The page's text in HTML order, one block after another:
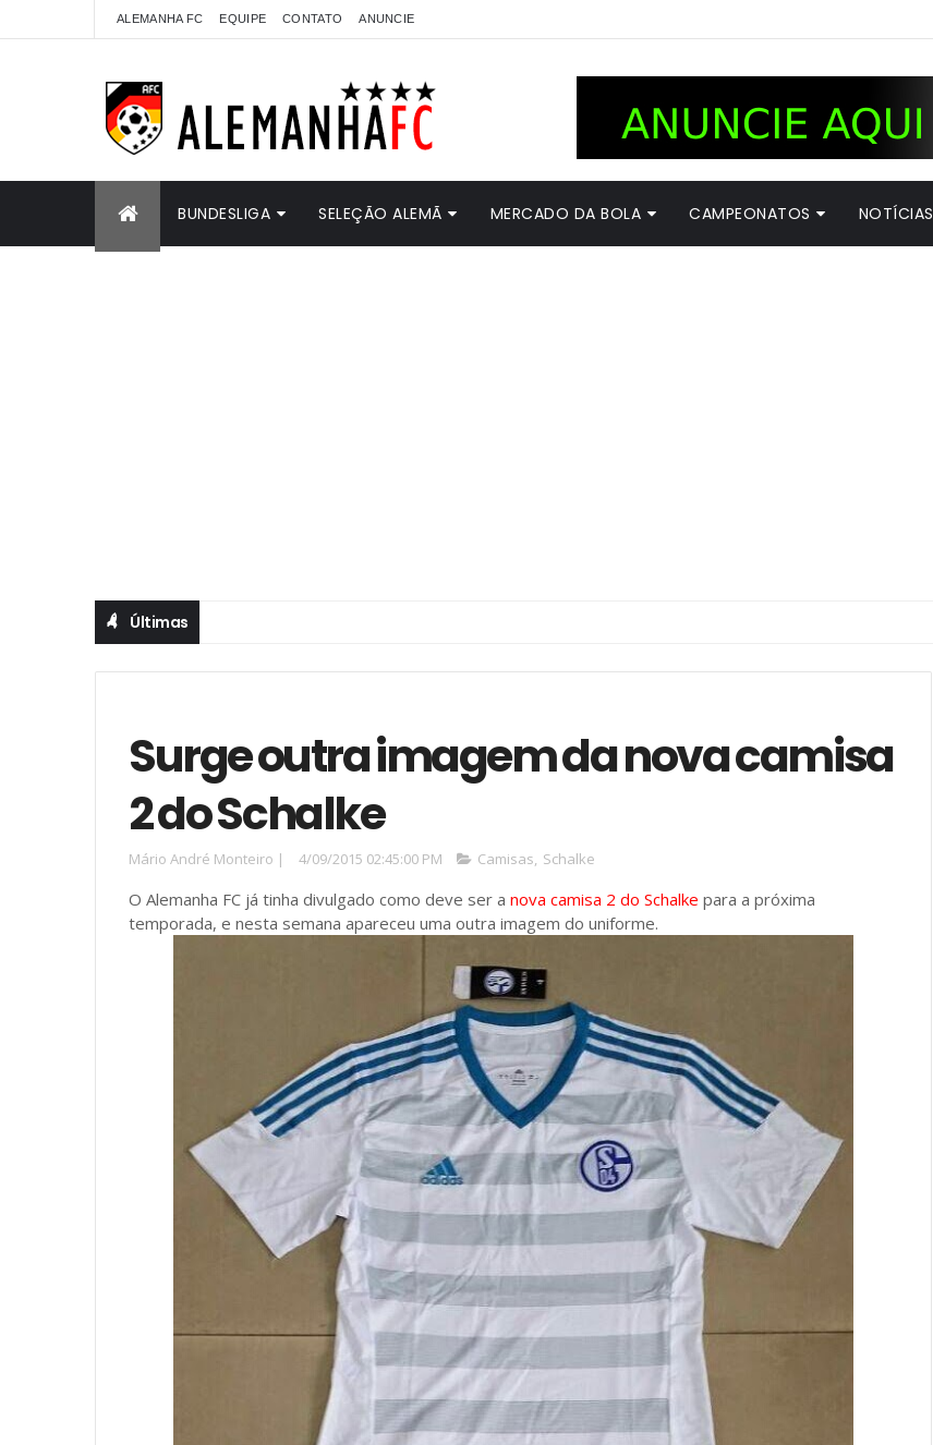
ALEMANHA FC EQUIPE CONTATO ANUNCIE
BUNDESLIGA SELEÇÃO ALEMÃ MERCADO DA BOLA CAMPEONATOS NOTÍCIAS
Últimas
Surge outra imagem da nova camisa
2 do Schalke
Mário André Monteiro | 4/09/2015 02:45:00 PM Camisas, Schalke
O Alemanha FC já tinha divulgado como deve ser a nova camisa 2 do Schalke para a próxima
temporada, e nesta semana apareceu uma outra imagem do uniforme.